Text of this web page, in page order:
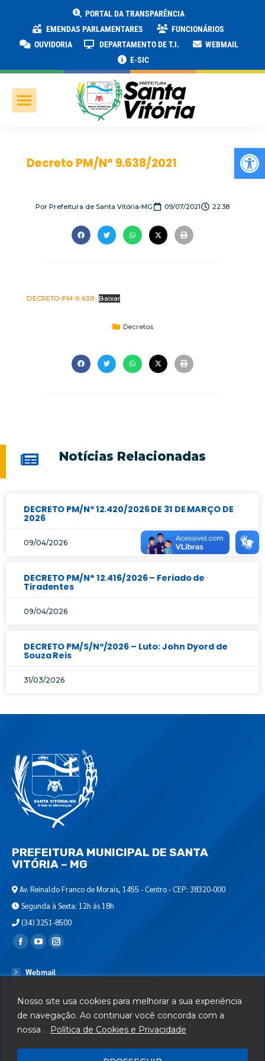
Nosso site usa cookies para melhorar a sua experiência
de navegação. Ao continuar você concorda com a
nossa .
Política de Cookies e Privacidade
PORTAL DA TRANSPARÊNCIA
EMENDAS PARLAMENTARES
FUNCIONÁRIOS
OUVIDORIA
DEPARTAMENTO DE T.I.
WEBMAIL
E-SIC
Decreto PM/N° 9.638/2021
Por Prefeitura de Santa Vitória-MG 09/07/2021 22:38
DECRETO-PM-9.638 Baixar
Decretos
Notícias Relacionadas
DECRETO PM/Nº 12.420/2026 DE 31 DE MARÇO DE
2026
09/04/2026
DECRETO PM/N° 12.416/2026 – Feriado de
Tiradentes
09/04/2026
DECRETO PM/S/Nº/2026 – Luto: John Dyord de
Souza Reis
31/03/2026
PREFEITURA MUNICIPAL DE SANTA
VITÓRIA – MG
Av. Reinaldo Franco de Morais, 1455 - Centro - CEP: 38320-000
Segunda à Sexta: 12h às 18h
(34) 3251-8500
Encontre-nos em:
Webmail
Serviços
Telefones Úteis